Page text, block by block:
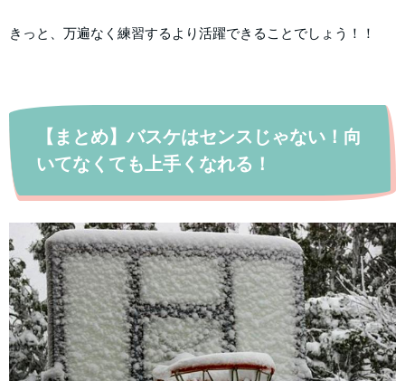
きっと、万遍なく練習するより活躍できることでしょう！！
【まとめ】バスケはセンスじゃない！向
いてなくても上手くなれる！